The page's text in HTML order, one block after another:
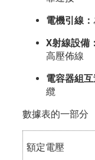
電機引線：
X射線設備：
高壓佈線
電容器組互
纜
數據表的一部分
額定電壓